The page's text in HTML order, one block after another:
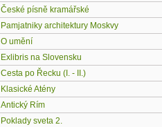
České písně kramářské
Pamjatniky architektury Moskvy
O umění
Exlibris na Slovensku
Cesta po Řecku (I. - II.)
Klasické Atény
Antický Rím
Poklady sveta 2.